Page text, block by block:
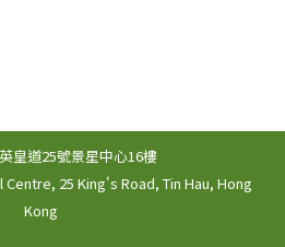
皇道25號景星中心16樓
25 King's Road, Tin Hau, Hong
Kong